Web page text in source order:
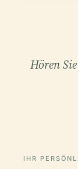
Hören
IHR